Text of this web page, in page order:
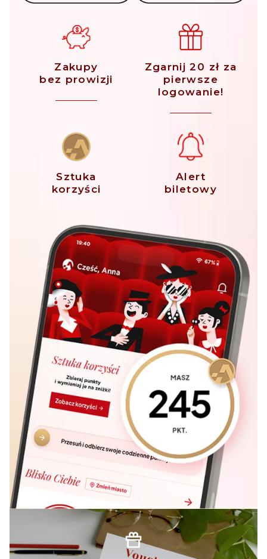
Zakupy
bez prowizji
Zgarnij 20 zł za
pierwsze
logowanie!
Sztuka
korzyści
Alert
biletowy